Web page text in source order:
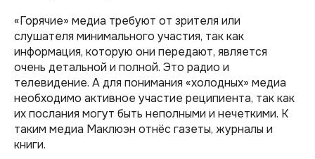
«Горячие» медиа требуют от зрителя или
слушателя минимального участия, так как
информация, которую они передают, является
очень детальной и полной. Это радио и
телевидение. А для понимания «холодных» медиа
необходимо активное участие реципиента, так как
их послания могут быть неполными и нечеткими. К
таким медиа Маклюэн отнёс газеты, журналы и
книги.